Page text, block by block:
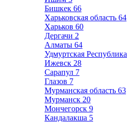
Бишкек 66
Харьковская область 64
Харьков 60
Дергачи 2
Алматы 64
Удмуртская Республика
Ижевск 28
Сарапул 7
Глазов 7
Мурманская область 63
Мурманск 20
Мончегорск 9
Кандалакша 5